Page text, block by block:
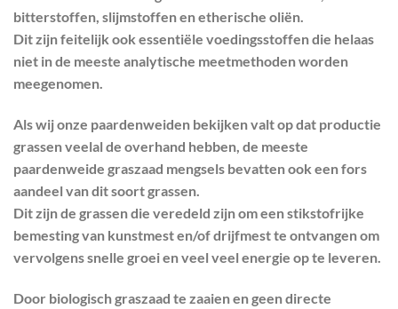
bitterstoffen, slijmstoffen en etherische oliën.
Dit zijn feitelijk ook essentiële voedingsstoffen die helaas
niet in de meeste analytische meetmethoden worden
meegenomen.
Als wij onze paardenweiden bekijken valt op dat productie
grassen veelal de overhand hebben, de meeste
paardenweide graszaad mengsels bevatten ook een fors
aandeel van dit soort grassen.
Dit zijn de grassen die veredeld zijn om een stikstofrijke
bemesting van kunstmest en/of drijfmest te ontvangen om
vervolgens snelle groei en veel veel energie op te leveren.
Door biologisch graszaad te zaaien en geen directe